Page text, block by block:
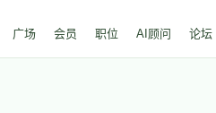
广场 会员 职位 AI顾问 论坛